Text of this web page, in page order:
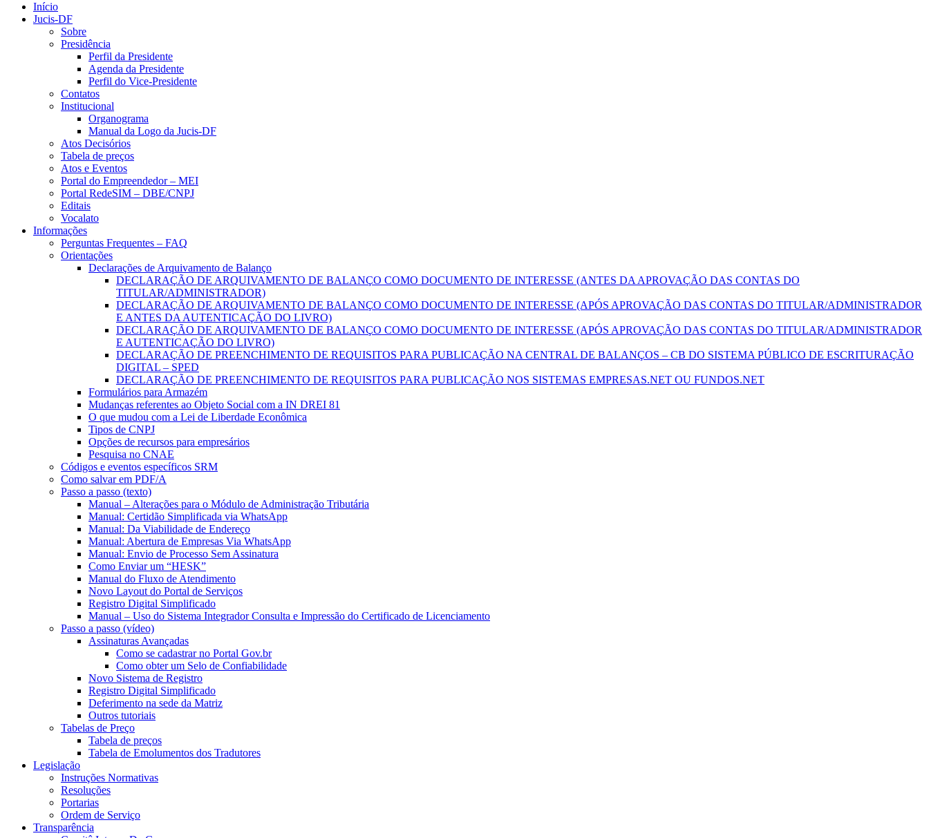
Início
Jucis-DF
Sobre
Presidência
Perfil da Presidente
Agenda da Presidente
Perfil do Vice-Presidente
Contatos
Institucional
Organograma
Manual da Logo da Jucis-DF
Atos Decisórios
Tabela de preços
Atos e Eventos
Portal do Empreendedor – MEI
Portal RedeSIM – DBE/CNPJ
Editais
Vocalato
Informações
Perguntas Frequentes – FAQ
Orientações
Declarações de Arquivamento de Balanço
DECLARAÇÃO DE ARQUIVAMENTO DE BALANÇO COMO DOCUMENTO DE INTERESSE (ANTES DA APROVAÇÃO DAS CONTAS DO
TITULAR/ADMINISTRADOR)
DECLARAÇÃO DE ARQUIVAMENTO DE BALANÇO COMO DOCUMENTO DE INTERESSE (APÓS APROVAÇÃO DAS CONTAS DO TITULAR/ADMINISTRADOR
E ANTES DA AUTENTICAÇÃO DO LIVRO)
DECLARAÇÃO DE ARQUIVAMENTO DE BALANÇO COMO DOCUMENTO DE INTERESSE (APÓS APROVAÇÃO DAS CONTAS DO TITULAR/ADMINISTRADOR
E AUTENTICAÇÃO DO LIVRO)
DECLARAÇÃO DE PREENCHIMENTO DE REQUISITOS PARA PUBLICAÇÃO NA CENTRAL DE BALANÇOS – CB DO SISTEMA PÚBLICO DE ESCRITURAÇÃO
DIGITAL – SPED
DECLARAÇÃO DE PREENCHIMENTO DE REQUISITOS PARA PUBLICAÇÃO NOS SISTEMAS EMPRESAS.NET OU FUNDOS.NET
Formulários para Armazém
Mudanças referentes ao Objeto Social com a IN DREI 81
O que mudou com a Lei de Liberdade Econômica
Tipos de CNPJ
Opções de recursos para empresários
Pesquisa no CNAE
Códigos e eventos específicos SRM
Como salvar em PDF/A
Passo a passo (texto)
Manual – Alterações para o Módulo de Administração Tributária
Manual: Certidão Simplificada via WhatsApp
Manual: Da Viabilidade de Endereço
Manual: Abertura de Empresas Via WhatsApp
Manual: Envio de Processo Sem Assinatura
Como Enviar um “HESK”
Manual do Fluxo de Atendimento
Novo Layout do Portal de Serviços
Registro Digital Simplificado
Manual – Uso do Sistema Integrador Consulta e Impressão do Certificado de Licenciamento
Passo a passo (vídeo)
Assinaturas Avançadas
Como se cadastrar no Portal Gov.br
Como obter um Selo de Confiabilidade
Novo Sistema de Registro
Registro Digital Simplificado
Deferimento na sede da Matriz
Outros tutoriais
Tabelas de Preço
Tabela de preços
Tabela de Emolumentos dos Tradutores
Legislação
Instruções Normativas
Resoluções
Portarias
Ordem de Serviço
Transparência